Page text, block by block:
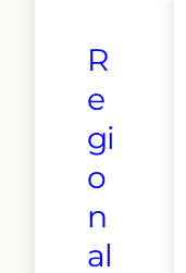
R
e
gi
o
n
al